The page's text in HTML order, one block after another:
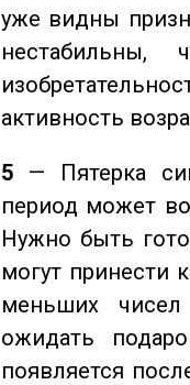
уже видны
активность
5 — Пятерка
период может
Нужно быть
могут принести
меньших
ожидать
появляется